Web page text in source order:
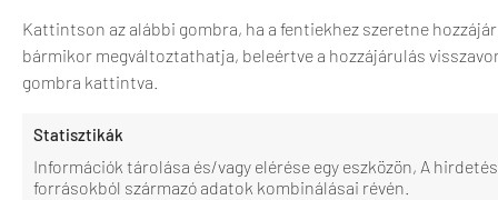
Kattintson az alábbi gombra, ha a fentiekhez szeretne
bármikor megváltoztathatja, beleértve a hozzájárulás
gombra kattintva.
Statisztikák
Információk tárolása és/vagy elérése egy eszközön, A
forrásokból származó adatok kombinálásai révén.